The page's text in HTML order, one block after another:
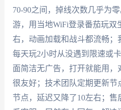
70-90之间，掉线次数几乎为
游，用当地WiFi登录番茄玩双
右，动画加载和战斗都流畅；
每天玩2小时从没遇到限速或
面简洁无广告，打开就能用，
很友好；技术团队定期更新
节点，延迟又降了10左右；